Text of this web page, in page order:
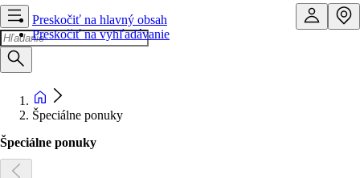
Preskočiť na hlavný obsah
Preskočiť na vyhľadávanie
Špeciálne ponuky
Špeciálne ponuky